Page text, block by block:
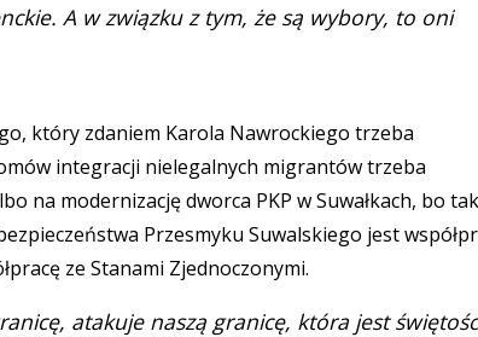
A w związku z tym, że są wybory, to oni
który zdaniem Karola Nawrockiego trzeba
integracji nielegalnych migrantów trzeba
na modernizację dworca PKP w Suwałkach, bo
Przesmyku Suwalskiego jest
ze Stanami Zjednoczonymi.
atakuje naszą granicę, która jest